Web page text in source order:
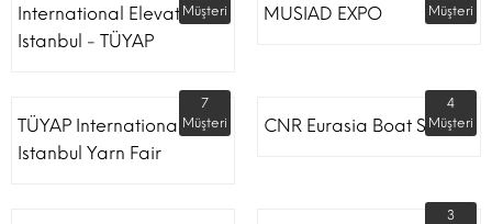
International Elevator
Istanbul - TÜYAP
Müşteri
MUSIAD EXPO
Müşteri
TÜYAP International
Istanbul Yarn Fair
7
Müşteri
CNR Eurasia Boat Show
4
Müşteri
3